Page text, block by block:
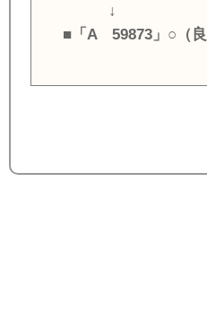
↓
■「A 59873」○（良